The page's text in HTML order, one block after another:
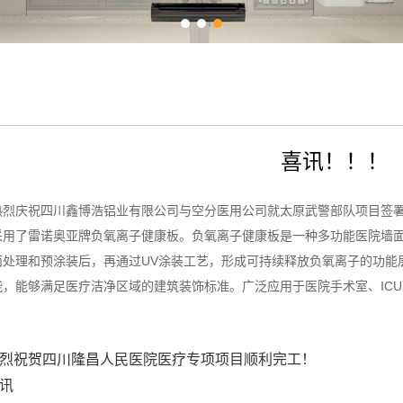
喜讯！！！
祝四川鑫博浩铝业有限公司与空分医用公司就太原武警部队项目签
雷诺奥亚牌负氧离子健康板。 负氧离子健康板是一种多功能医院墙
理和预涂装后，再通过UV涂装工艺，形成可持续释放负氧离子的功
能够满足医疗洁净区域的建筑装饰标准。广泛应用于医院手术室、
祝贺四川隆昌人民医院医疗专项项目顺利完工！